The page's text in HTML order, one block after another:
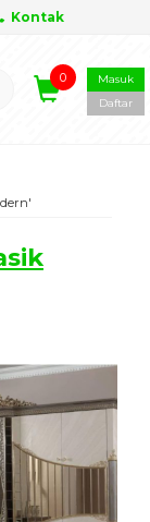
Kontak
0
Masuk
Daftar